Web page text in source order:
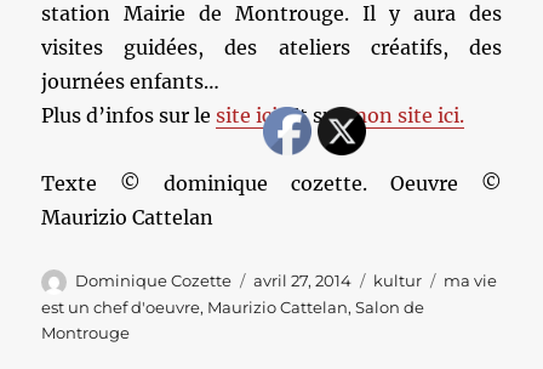
station Mairie de Montrouge. Il y aura des
visites guidées, des ateliers créatifs, des
journées enfants…
Plus d’infos sur lesite ici. Et surmon site ici.
Texte © dominique cozette. Oeuvre ©
Maurizio Cattelan
Auteur
Dominique Cozette
Publié
le
avril 27, 2014 Catégories
kultur Étiquettes
ma vie
est un chef d'oeuvre, Maurizio Cattelan,Salon de
Montrouge